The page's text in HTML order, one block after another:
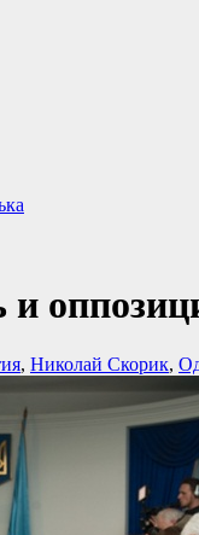
и
, Николай Скорик,